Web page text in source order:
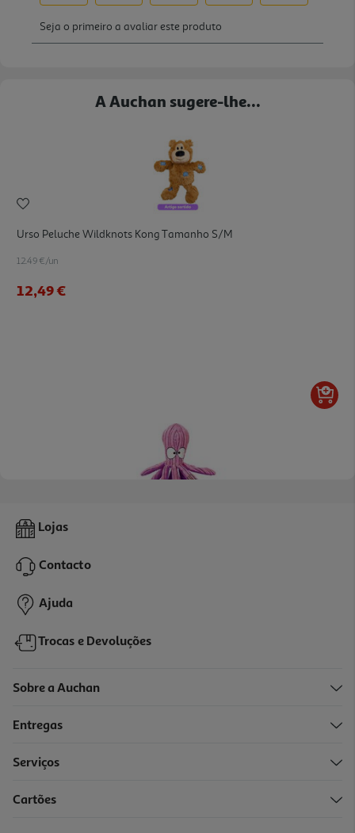
A Auchan sugere-lhe...
Urso Peluche Wildknots Kong Tamanho S/m
12.49 €/un
12,49 €
Brinquedo Para Cão Cuteseas Kong Polvo Grande
12,99 €
Lojas
Contacto
Ajuda
Trocas e Devoluções
Sobre a Auchan
Entregas
Serviços
Cartões